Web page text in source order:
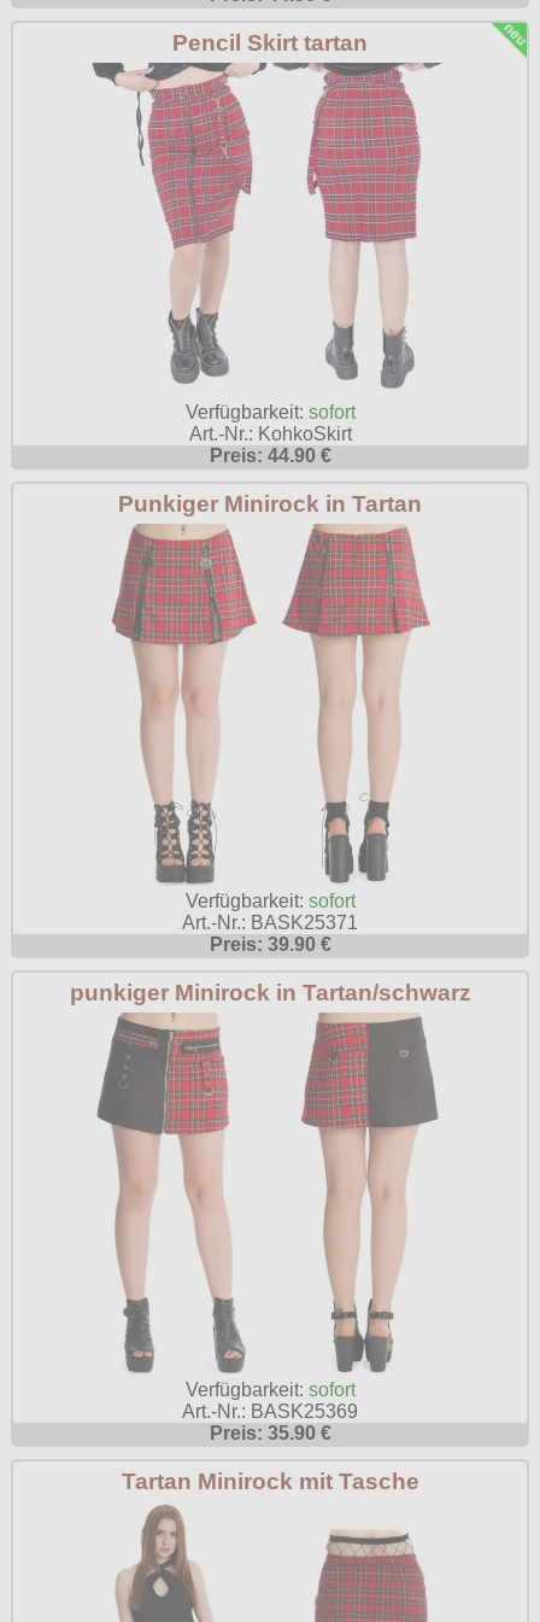
Poizen Industries
Queen of Darkness
Relco
Restyle
Rockabella
Spin Doctor
Voodoo Vixen
Warrior Clothing
Gothic Shop
Hot Rod
Punkrock
Rockabilly
Pencil Skirt tartan
Verfügbarkeit: sofort
Art.-Nr.: KohkoSkirt
Preis: 44.90 €
Punkiger Minirock in Tartan
Verfügbarkeit: sofort
Art.-Nr.: BASK25371
Preis: 39.90 €
punkiger Minirock in Tartan/schwarz
Verfügbarkeit: sofort
Art.-Nr.: BASK25369
Preis: 35.90 €
Tartan Minirock mit Tasche